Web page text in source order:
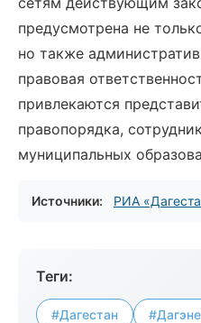
предусмотрена не
но также
правовая
привлекаются
правопорядка,
муниципальных
Источники: РИА
Теги:
#Дагестан